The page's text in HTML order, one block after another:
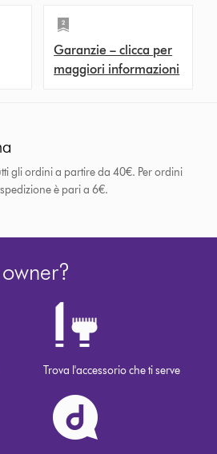
Garanzie – clicca per
maggiori informazioni
gli ordini a partire da 40€. Per ordini
è pari a 6€.
Trova l'accessorio che ti serve